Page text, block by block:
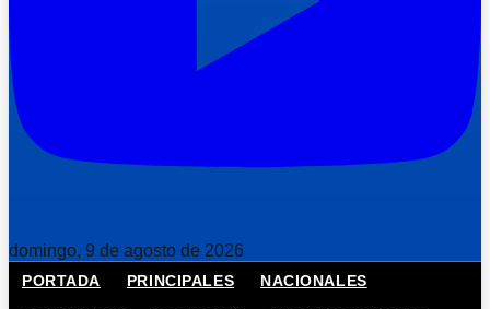
domingo, 9 de agosto de 2026
PORTADA PRINCIPALES NACIONALES